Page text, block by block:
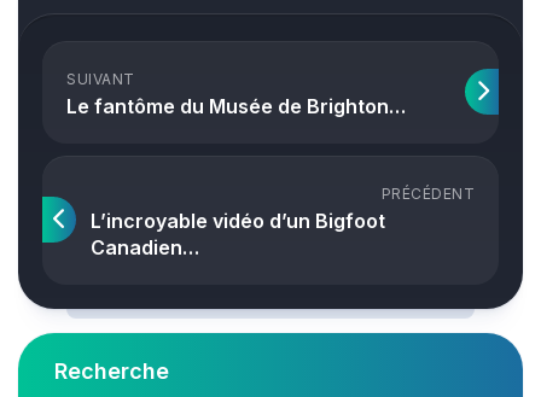
SUIVANT
Le fantôme du Musée de Brighton…
PRÉCÉDENT
L’incroyable vidéo d’un Bigfoot
Canadien…
Recherche